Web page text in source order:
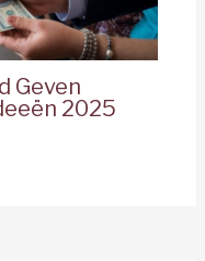
Geven
2025